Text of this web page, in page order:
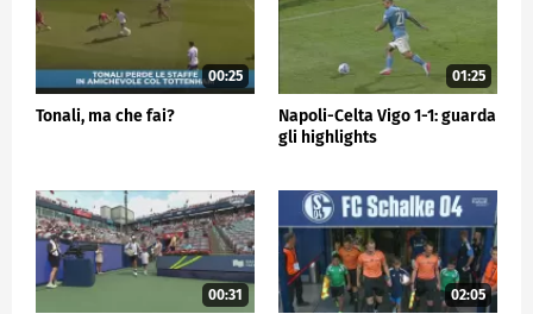
00:25
Tonali, ma che fai?
01:25
Napoli-Celta Vigo 1-1: guarda
gli highlights
00:31 02:05